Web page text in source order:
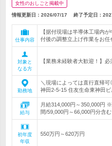
女性のおしごと掲載中
情報更新日：2026/07/17 終了予定日：
仕事内容
【据付現場は半導体工場内
付後の調整立上げ作業をお任
対象と
なる方
【業務未経験者大歓迎！】
勤務地
＼現場によっては直行直帰
神田2-5-15 住友生命東神田ビ
給与
月給314,000円～350,000円
間/59,000円～66,000円分含
初年度
年収
550万円～620万円